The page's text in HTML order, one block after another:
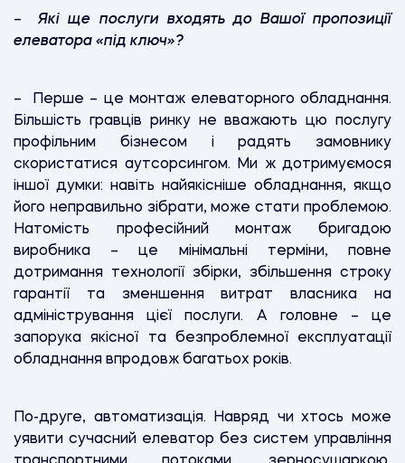
–Які ще послуги входять до Вашої пропозиції
елеватора «під ключ»?
– Перше – це монтаж елеваторного обладнання.
Більшість гравців ринку не вважають цю послугу
профільним бізнесом і радять замовнику
скористатися аутсорсингом. Ми ж дотримуємося
іншої думки: навіть найякісніше обладнання, якщо
його неправильно зібрати, може стати проблемою.
Натомість професійний монтаж бригадою
виробника – це мінімальні терміни, повне
дотримання технології збірки, збільшення строку
гарантії та зменшення витрат власника на
адміністрування цієї послуги. А головне – це
запорука якісної та безпроблемної експлуатації
обладнання впродовж багатьох років.
По-друге, автоматизація. Навряд чи хтось може
уявити сучасний елеватор без систем управління